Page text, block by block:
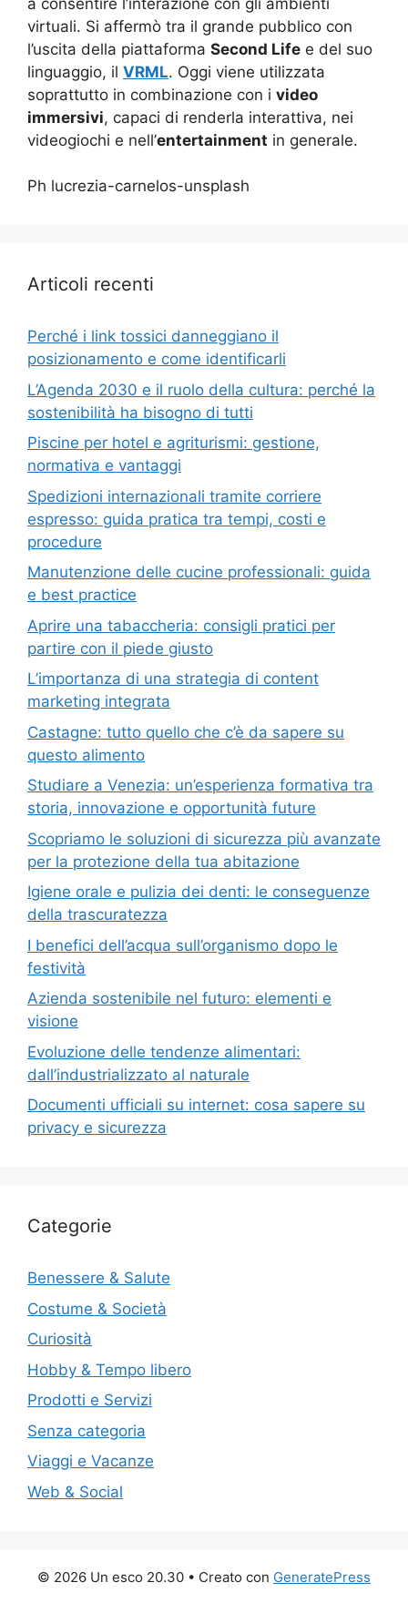
virtuali. Si affermò tra il grande pubblico con
l’uscita della piattaforma Second Life e del suo
linguaggio, il VRML. Oggi viene utilizzata
soprattutto in combinazione con i video
immersivi, capaci di renderla interattiva, nei
videogiochi e nell’entertainment in generale.
Ph lucrezia-carnelos-unsplash
Articoli recenti
Perché i link tossici danneggiano il
posizionamento e come identificarli
L’Agenda 2030 e il ruolo della cultura: perché la
sostenibilità ha bisogno di tutti
Piscine per hotel e agriturismi: gestione,
normativa e vantaggi
Spedizioni internazionali tramite corriere
espresso: guida pratica tra tempi, costi e
procedure
Manutenzione delle cucine professionali: guida
e best practice
Aprire una tabaccheria: consigli pratici per
partire con il piede giusto
L’importanza di una strategia di content
marketing integrata
Castagne: tutto quello che c’è da sapere su
questo alimento
Studiare a Venezia: un’esperienza formativa tra
storia, innovazione e opportunità future
Scopriamo le soluzioni di sicurezza più avanzate
per la protezione della tua abitazione
Igiene orale e pulizia dei denti: le conseguenze
della trascuratezza
I benefici dell’acqua sull’organismo dopo le
festività
Azienda sostenibile nel futuro: elementi e
visione
Evoluzione delle tendenze alimentari:
dall’industrializzato al naturale
Documenti ufficiali su internet: cosa sapere su
privacy e sicurezza
Categorie
Benessere & Salute
Costume & Società
Curiosità
Hobby & Tempo libero
Prodotti e Servizi
Senza categoria
Viaggi e Vacanze
Web & Social
© 2026 Un esco 20.30 • Creato con GeneratePress